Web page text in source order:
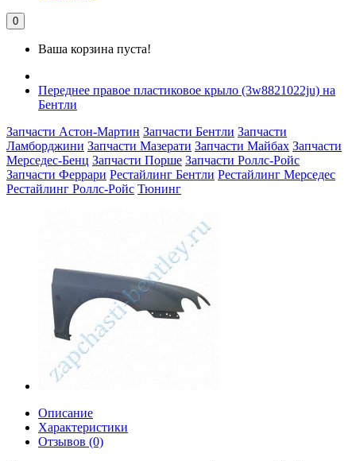
0
Ваша корзина пуста!
Переднее правое пластиковое крыло (3w8821022ju) на
Бентли
Запчасти Астон-Мартин Запчасти Бентли Запчасти
Ламборджини Запчасти Мазерати Запчасти Майбах Запчасти
Мерседес-Бенц Запчасти Порше Запчасти Роллс-Ройс
Запчасти Феррари Рестайлинг Бентли Рестайлинг Мерседес
Рестайлинг Роллс-Ройс Тюнинг
Описание
Характеристики
Отзывов (0)